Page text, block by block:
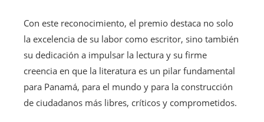
Con este reconocimiento, el premio destaca no solo
la excelencia de su labor como escritor, sino también
su dedicación a impulsar la lectura y su firme
creencia en que la literatura es un pilar fundamental
para Panamá, para el mundo y para la construcción
de ciudadanos más libres, críticos y comprometidos.